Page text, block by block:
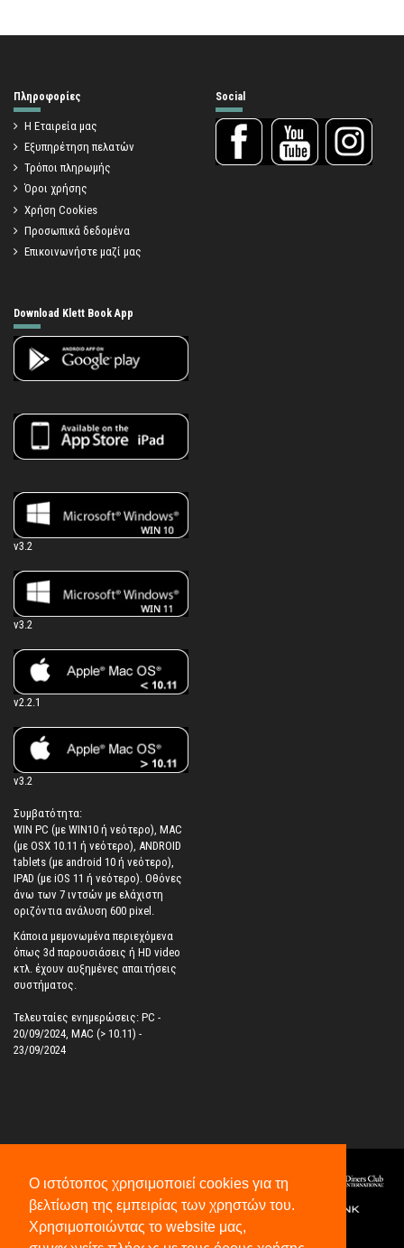
Ο ιστότοπος χρησιμοποιεί cookies για τη
βελτίωση της εμπειρίας των χρηστών του.
Χρησιμοποιώντας το website μας,
Πληροφορίες
Η Εταιρεία μας
Εξυπηρέτηση πελατών
Τρόποι πληρωμής
Όροι χρήσης
Χρήση Cookies
Προσωπικά δεδομένα
Επικοινωνήστε μαζί μας
Social
Download Klett Book App
v3.2
v3.2
v2.2.1
v3.2
Συμβατότητα:
WIN PC (με WIN10 ή νεότερο), MAC
(με OSX 10.11 ή νεότερο), ANDROID
tablets (με android 10 ή νεότερο),
IPAD (με iOS 11 ή νεότερο). Oθόνες
άνω των 7 ιντσών με ελάχιστη
οριζόντια ανάλυση 600 pixel.
Κάποια μεμονωμένα περιεχόμενα
όπως 3d παρουσιάσεις ή HD video
κτλ. έχουν αυξημένες απαιτήσεις
συστήματος.
Τελευταίες ενημερώσεις: PC -
20/09/2024, MAC (> 10.11) -
23/09/2024